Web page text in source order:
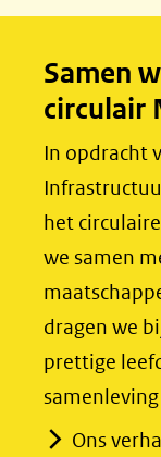
b
o
k
Samen
circulair
In opdracht
het
we samen
dragen we
prettige
Ons